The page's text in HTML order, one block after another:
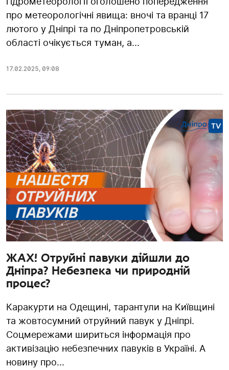
про метеорологічні явища: вночі та вранці 17
лютого у Дніпрі та по Дніпропетровській
області очікується туман, а...
17.02.2025, 09:08
ЖАХ! Отруйні павуки дійшли до
Дніпра? Небезпека чи природній
процес?
Каракурти на Одещині, тарантули на Київщині
та жовтосумний отруйний павук у Дніпрі.
Соцмережами шириться інформація про
активізацію небезпечних павуків в Україні. А
новину про...